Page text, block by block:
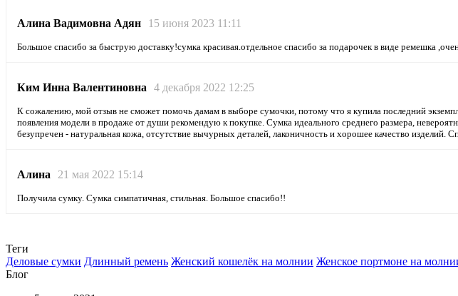
Алина Вадимовна Адян 15 июня 2023 11:11
Большое спасибо за быструю доставку!сумка красивая.отдельное спасибо за подарочек в виде ремешка
Ким Инна Валентиновна 4 декабря 2022 12:25
К сожалению, мой отзыв не сможет помочь дамам в выборе сумочки, потому что я купила последний
появления модели в продаже от души рекомендую к покупке. Сумка идеального среднего размера,
безупречен - натуральная кожа, отсутствие вычурных деталей, лаконичность и хорошее качество изделий.
Алина 21 мая 2022 15:14
Получила сумку. Сумка симпатичная, стильная. Большое спасибо!!
Теги
Деловые сумки Длинный ремень Женский кошелёк на молнии Женское портмоне на
Блог